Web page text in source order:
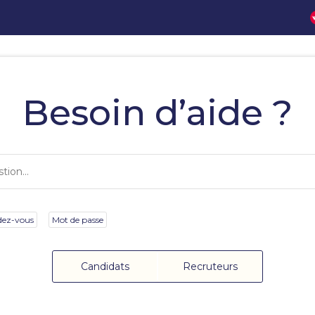
Besoin d’aide ?
vous Mot de passe
Candidats Recruteurs